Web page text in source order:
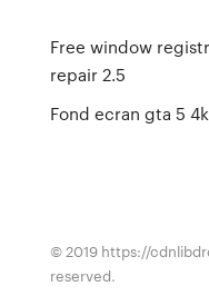
Free window
repair 2.5
Fond ecran gta 5 4k
© 2019 https://
reserved.